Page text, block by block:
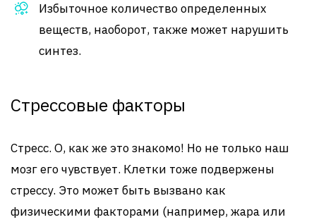
Избыточное количество определенных
веществ, наоборот, также может нарушить
синтез.
Стрессовые факторы
Стресс. О, как же это знакомо! Но не только наш
мозг его чувствует. Клетки тоже подвержены
стрессу. Это может быть вызвано как
физическими факторами (например, жара или